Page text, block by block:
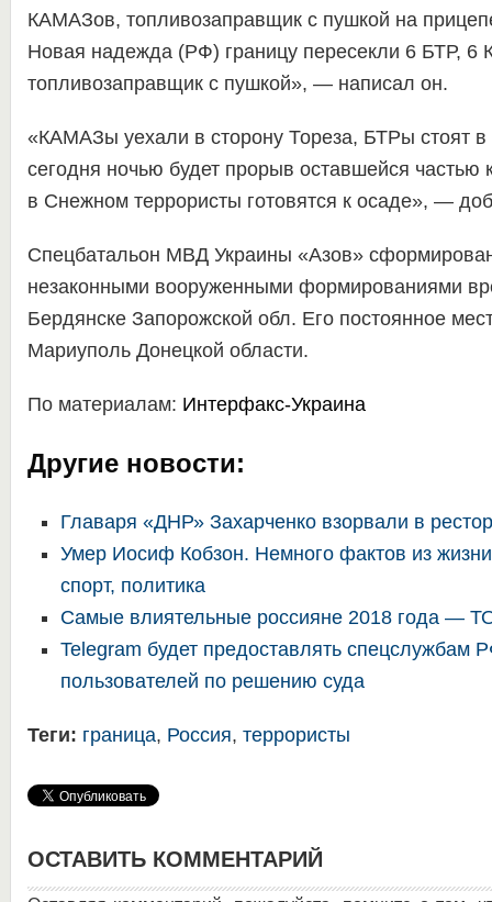
КАМАЗов, топливозаправщик с пушкой на
Новая надежда (РФ) границу пересекли 6 БТР, 6
топливозаправщик с пушкой», — написал он.
«КАМАЗы уехали в сторону Тореза, БТРы стоят
сегодня ночью будет прорыв оставшейся частью
в Снежном террористы готовятся к осаде», —
Спецбатальон МВД Украины «Азов»
незаконными вооруженными формированиями
Бердянске Запорожской обл. Его постоянное
Мариуполь Донецкой области.
По материалам: Интерфакс-Украина
Другие новости:
Главаря «ДНР» Захарченко взорвали в
Умер Иосиф Кобзон. Немного фактов из
спорт, политика
Самые влиятельные россияне 2018 года —
Telegram будет предоставлять спецслужбам
пользователей по решению суда
Теги: граница, Россия, террористы
ОСТАВИТЬ КОММЕНТАРИЙ